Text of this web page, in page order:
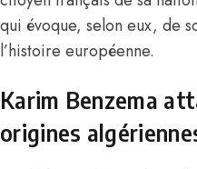
qui évoque, selon eux, de
l’histoire européenne.
Karim Benzema
origines